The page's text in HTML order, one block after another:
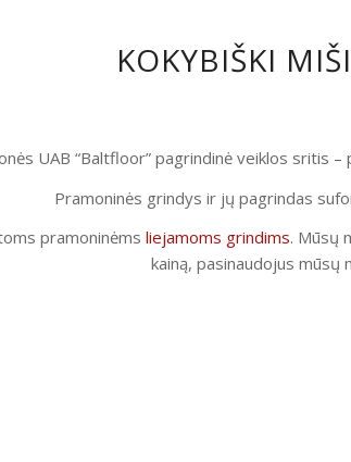
KOKYBIŠKI
UAB “Baltfloor” pagrindinė veiklos sritis
Pramoninės grindys ir jų pagrindas
pramoninėms liejamoms grindims. Mūsų
kainą, pasinaudojus mūsų